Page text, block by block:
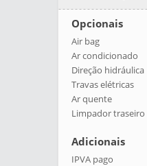
Opcionais
Air bag
Ar condicionado
Direção hidráulica
Travas elétricas
Ar quente
Limpador traseiro
Adicionais
IPVA pago